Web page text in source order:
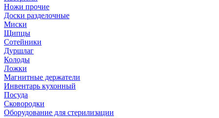
Ножи прочие
Доски разделочные
Миски
Щипцы
Сотейники
Дуршлаг
Колоды
Ложки
Магнитные держатели
Инвентарь кухонный
Посуда
Сковородки
Оборудование для стерилизации